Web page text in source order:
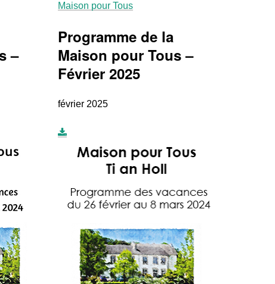
–
Maison pour Tous
Programme de la
Maison pour Tous –
Février 2025
février 2025